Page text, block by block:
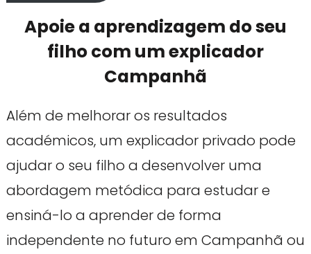
Apoie a aprendizagem do seu
filho com um explicador
Campanhã
Além de melhorar os resultados
académicos, um explicador privado pode
ajudar o seu filho a desenvolver uma
abordagem metódica para estudar e
ensiná-lo a aprender de forma
independente no futuro em Campanhã ou